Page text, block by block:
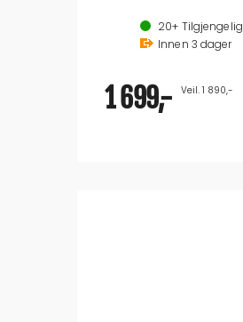
Ring: Sort/sølv
Eker: Sølv
20+ Tilgjengelig
Innen 3 dager
1 699,- Veil. 1 890,-